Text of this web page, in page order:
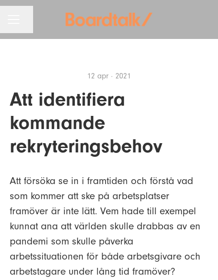
12 apr · 2021
Att identifiera
kommande
rekryteringsbehov
Att försöka se in i framtiden och förstå vad
som kommer att ske på arbetsplatser
framöver är inte lätt. Vem hade till exempel
kunnat ana att världen skulle drabbas av en
pandemi som skulle påverka
arbetssituationen för både arbetsgivare och
arbetstagare under lång tid framöver?